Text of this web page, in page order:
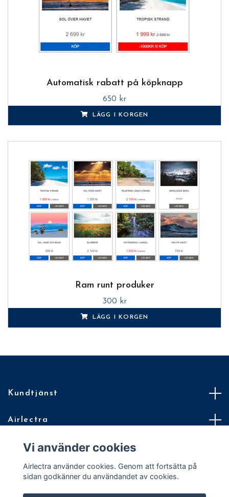
Automatisk rabatt på köpknapp
650 kr
LÄGG I KORGEN
Ram runt produker
300 kr
LÄGG I KORGEN
Kundtjänst
Airlectra
Villkor
En Quickbutik för din Quickbutik
Vi använder cookies
Airlectra använder cookies. Genom att fortsätta på
sidan godkänner du användandet av cookies.